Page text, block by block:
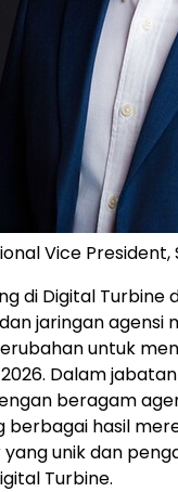
Vice
di Digital
jaringan
untuk
Dalam
beragam
berbagai hasil
unik dan
Turbine.